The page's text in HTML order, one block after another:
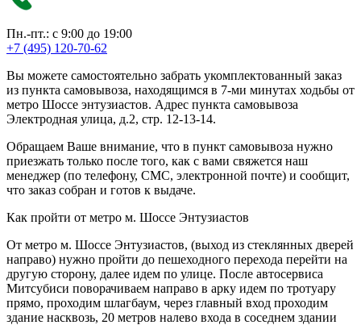
Пн.-пт.: с 9:00 до 19:00
+7 (495) 120-70-62
Вы можете самостоятельно забрать укомплектованный заказ
из пункта самовывоза, находящимся в 7-ми минутах ходьбы от
метро Шоссе энтузиастов. Адрес пункта самовывоза
Электродная улица, д.2, стр. 12-13-14.
Обращаем Ваше внимание, что в пункт самовывоза нужно
приезжать только после того, как с вами свяжется наш
менеджер (по телефону, СМС, электронной почте) и сообщит,
что заказ собран и готов к выдаче.
Как пройти от метро м. Шоссе Энтузиастов
От метро м. Шоссе Энтузиастов, (выход из стеклянных дверей
направо) нужно пройти до пешеходного перехода перейти на
другую сторону, далее идем по улице. После автосервиса
Митсубиси поворачиваем направо в арку идем по тротуару
прямо, проходим шлагбаум, через главный вход проходим
здание насквозь, 20 метров налево входа в соседнем здании